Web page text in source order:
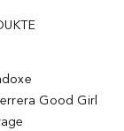
Good Girl